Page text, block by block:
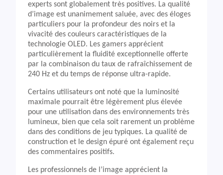
experts sont globalement très positives. La qualité
d’image est unanimement saluée, avec des éloges
particuliers pour la profondeur des noirs et la
vivacité des couleurs caractéristiques de la
technologie OLED. Les gamers apprécient
particulièrement la fluidité exceptionnelle offerte
par la combinaison du taux de rafraîchissement de
240 Hz et du temps de réponse ultra-rapide.
Certains utilisateurs ont noté que la luminosité
maximale pourrait être légèrement plus élevée
pour une utilisation dans des environnements très
lumineux, bien que cela soit rarement un problème
dans des conditions de jeu typiques. La qualité de
construction et le design épuré ont également reçu
des commentaires positifs.
Les professionnels de l’image apprécient la